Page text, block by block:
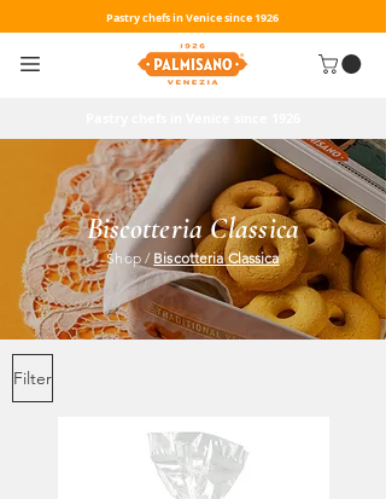
Pastry chefs in Venice since 1926
Biscotteria Classica
Shop/ Biscotteria Classica
Filter